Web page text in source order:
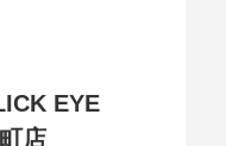
EYE
店